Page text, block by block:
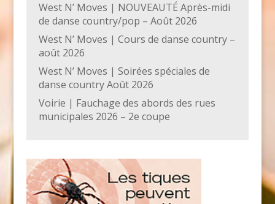
West N’ Moves | NOUVEAUTÉ Après-midi
de danse country/pop – Août 2026
West N’ Moves | Cours de danse country –
août 2026
West N’ Moves | Soirées spéciales de
danse country Août 2026
Voirie | Fauchage des abords des rues
municipales 2026 – 2e coupe